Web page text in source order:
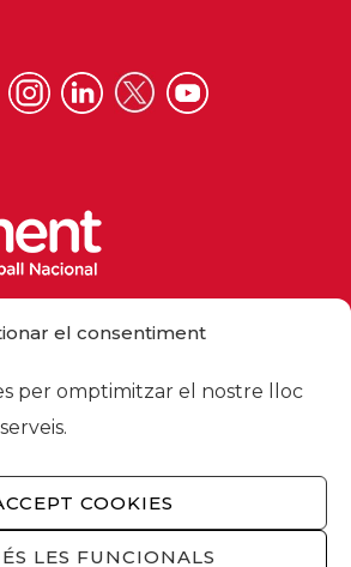
el consentiment
per omptimitzar el nostre lloc
COOKIES
LES FUNCIONALS
Foment del Treball Nacional